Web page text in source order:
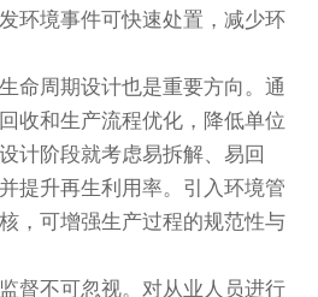
环境事件可快速处置，减少环
命周期设计也是重要方向。通
收和生产流程优化，降低单位
计阶段就考虑易拆解、易回
提升再生利用率。引入环境管
，可增强生产过程的规范性与
督不可忽视。对从业人员进行